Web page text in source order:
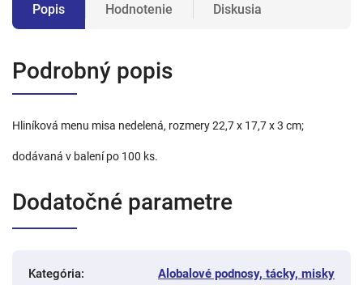
Popis Hodnotenie Diskusia
Podrobný popis
Hliníková menu misa nedelená, rozmery 22,7 x 17,7 x 3 cm;
dodávaná v balení po 100 ks.
Dodatočné parametre
Kategória: Alobalové podnosy, tácky, misky